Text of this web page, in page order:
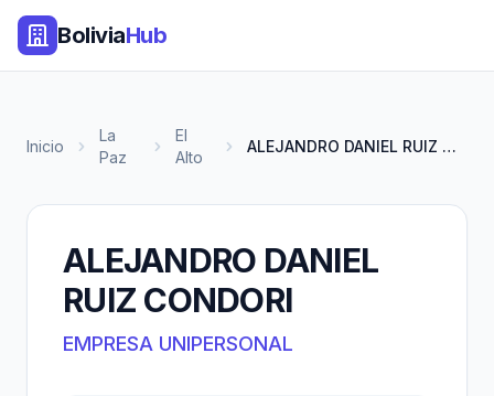
BoliviaHub
Inicio
La
Paz
El
Alto
ALEJANDRO DANIEL RUIZ CONDORI
ALEJANDRO DANIEL
RUIZ CONDORI
EMPRESA UNIPERSONAL